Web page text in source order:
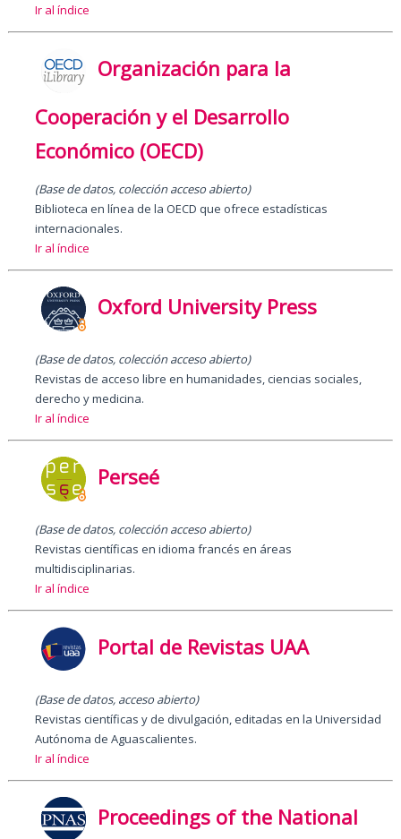
Ir al índice
Organización para la
Cooperación y el Desarrollo
Económico (OECD)
(Base de datos, colección acceso abierto)
Biblioteca en línea de la OECD que ofrece estadísticas
internacionales.
Ir al índice
Oxford University Press
(Base de datos, colección acceso abierto)
Revistas de acceso libre en humanidades, ciencias sociales,
derecho y medicina.
Ir al índice
Perseé
(Base de datos, colección acceso abierto)
Revistas científicas en idioma francés en áreas
multidisciplinarias.
Ir al índice
Portal de Revistas UAA
(Base de datos, acceso abierto)
Revistas científicas y de divulgación, editadas en la Universidad
Autónoma de Aguascalientes.
Ir al índice
Proceedings of the National